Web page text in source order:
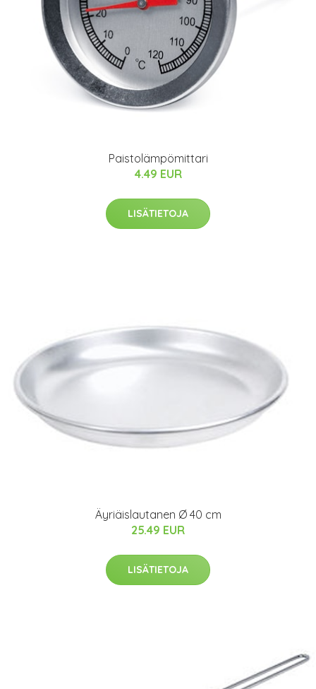
Paistolämpömittari
4.49 EUR
LISÄTIETOJA
Äyriäislautanen Ø 40 cm
25.49 EUR
LISÄTIETOJA